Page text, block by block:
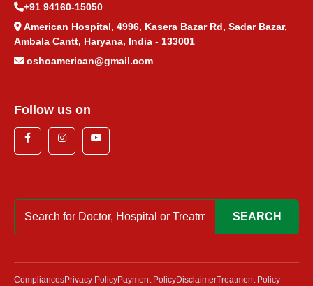
+91 94160-15050
American Hospital, 4996, Kasera Bazar Rd, Sadar Bazar,
Ambala Cantt, Haryana, India - 133001
oshoamerican@gmail.com
Follow us on
SEARCH
CompliancesPrivacy PolicyPayment PolicyDisclaimerTreatment Policy